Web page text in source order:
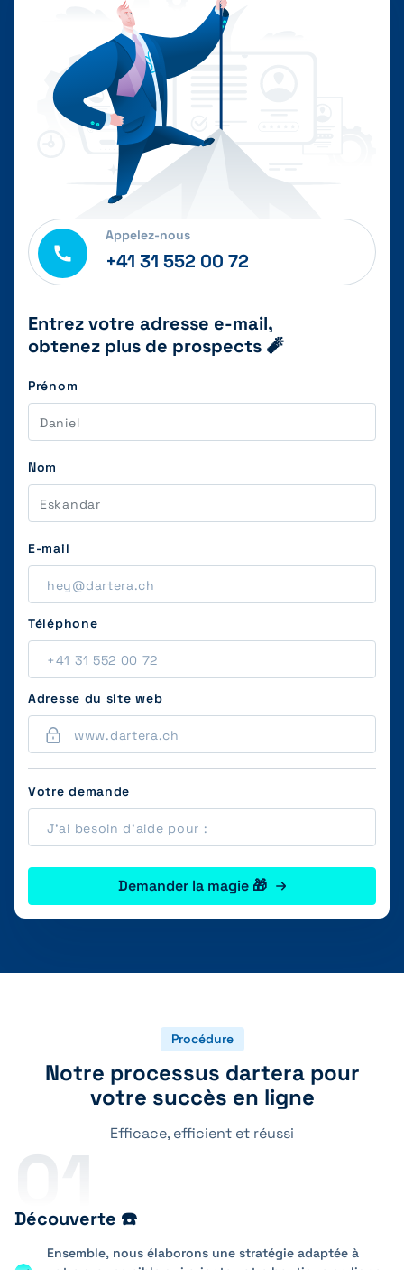
Appelez-nous
+41 31 552 00 72
Entrez votre adresse e-mail,
obtenez plus de prospects 🧨
Prénom
Nom
E-mail
Téléphone
Adresse du site web
Votre demande
Demander la magie 🎁
Procédure
Notre processus dartera pour
votre succès en ligne
Efficace, efficient et réussi
01
Découverte ☎️
Ensemble, nous élaborons une stratégie adaptée à